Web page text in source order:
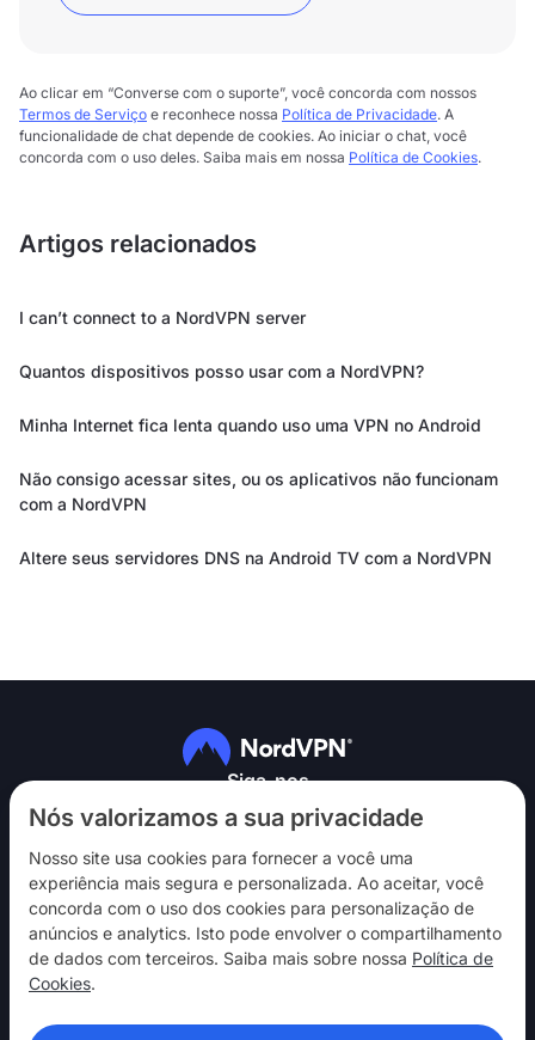
Nós valorizamos a sua privacidade
Nosso site usa cookies para fornecer a você uma
experiência mais segura e personalizada. Ao aceitar, você
concorda com o uso dos cookies para personalização de
anúncios e analytics. Isto pode envolver o compartilhamento
de dados com terceiros. Saiba mais sobre nossa Política de
Cookies.
Ao clicar em “Converse com o suporte”, você concorda com nossos
Termos de Serviço e reconhece nossa Política de Privacidade. A
funcionalidade de chat depende de cookies. Ao iniciar o chat, você
concorda com o uso deles. Saiba mais em nossa Política de Cookies.
Artigos relacionados
I can’t connect to a NordVPN server
Quantos dispositivos posso usar com a NordVPN?
Minha Internet fica lenta quando uso uma VPN no Android
Não consigo acessar sites, ou os aplicativos não funcionam
com a NordVPN
Altere seus servidores DNS na Android TV com a NordVPN
Siga-nos
NordVPN
Interaja
Ajuda